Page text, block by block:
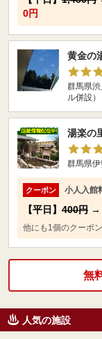
0円
黄金の
群馬県
ル併設）
湯楽の
群馬県
クーポン 小人入館
【平日】 400円 →
他にも1個のクーポ
無
人気の施設